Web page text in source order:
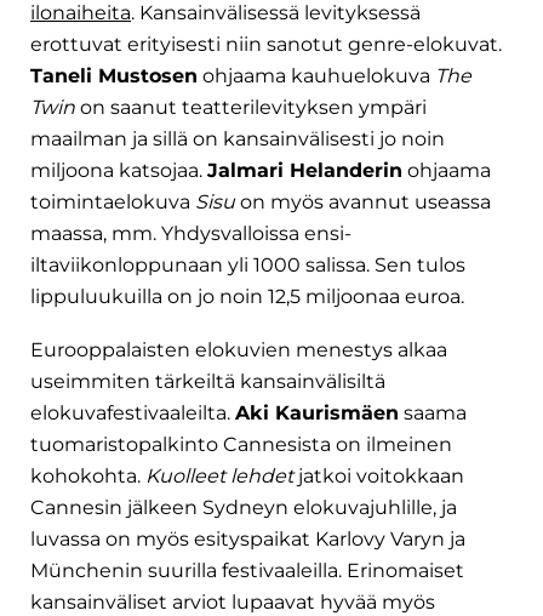
ilonaiheita. Kansainvälisessä levityksessä
erottuvat erityisesti niin sanotut genre-elokuvat.
Taneli Mustosen ohjaama kauhuelokuva The
Twin on saanut teatterilevityksen ympäri
maailman ja sillä on kansainvälisesti jo noin
miljoona katsojaa. Jalmari Helanderin ohjaama
toimintaelokuva Sisu on myös avannut useassa
maassa, mm. Yhdysvalloissa ensi-
iltaviikonloppunaan yli 1000 salissa. Sen tulos
lippuluukuilla on jo noin 12,5 miljoonaa euroa.
Eurooppalaisten elokuvien menestys alkaa
useimmiten tärkeiltä kansainvälisiltä
elokuvafestivaaleilta. Aki Kaurismäen saama
tuomaristopalkinto Cannesista on ilmeinen
kohokohta. Kuolleet lehdetjatkoi voitokkaan
Cannesin jälkeen Sydneyn elokuvajuhlille, ja
luvassa on myös esityspaikat Karlovy Varyn ja
Münchenin suurilla festivaaleilla. Erinomaiset
kansainväliset arviot lupaavat hyvää myös